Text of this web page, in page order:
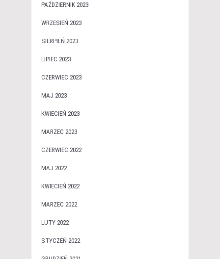
PAŹDZIERNIK 2023
WRZESIEŃ 2023
SIERPIEŃ 2023
LIPIEC 2023
CZERWIEC 2023
MAJ 2023
KWIECIEŃ 2023
MARZEC 2023
CZERWIEC 2022
MAJ 2022
KWIECIEŃ 2022
MARZEC 2022
LUTY 2022
STYCZEŃ 2022